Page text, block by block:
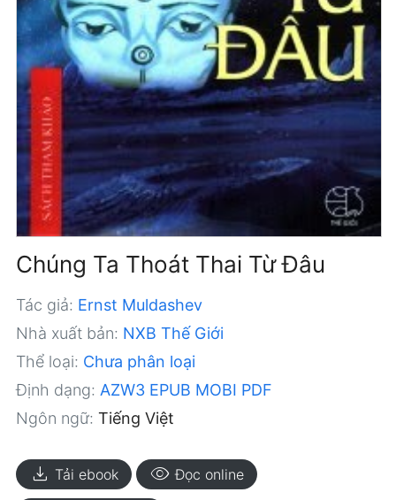
Chúng Ta Thoát Thai Từ Đâu
Tác giả: Ernst Muldashev
Nhà xuất bản: NXB Thế Giới
Thể loại: Chưa phân loại
Định dạng: AZW3 EPUB MOBI PDF
Ngôn ngữ: Tiếng Việt
download Tải ebook visibility Đọc online